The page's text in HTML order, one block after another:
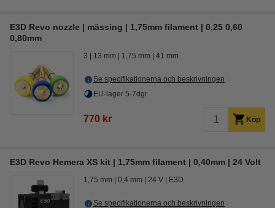
E3D Revo nozzle | mässing | 1,75mm filament | 0,25 0,60
0,80mm
3 13 mm 1,75 mm 41 mm
Se specifikationerna och beskrivningen
EU-lager 5-7dgr
770 kr Köp
E3D Revo Hemera XS kit | 1,75mm filament | 0,40mm | 24 Volt
1,75 mm 0,4 mm 24 V E3D
Se specifikationerna och beskrivningen